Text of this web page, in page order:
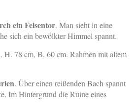
ein Felsentor. Man sieht in eine
sich ein bewölkter Himmel spannt.
H. 78 cm, B. 60 cm. Rahmen mit altem
. Über einen reißenden Bach spannt
Im Hintergrund die Ruine eines